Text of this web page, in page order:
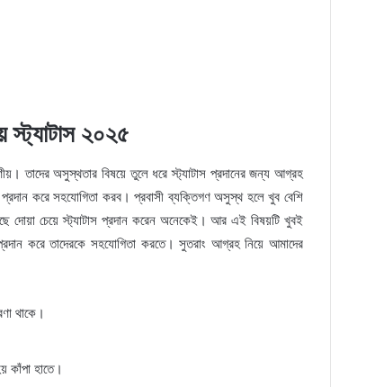
স্ট্যাটাস ২০২৫
তাদের অসুস্থতার বিষয়ে তুলে ধরে স্ট্যাটাস প্রদানের জন্য আগ্রহ
করে সহযোগিতা করব। প্রবাসী ব্যক্তিগণ অসুস্থ হলে খুব বেশি
দোয়া চেয়ে স্ট্যাটাস প্রদান করেন অনেকেই। আর এই বিষয়টি খুবই
করে তাদেরকে সহযোগিতা করতে। সুতরাং আগ্রহ নিয়ে আমাদের
থাকে।
কাঁপা হাতে।